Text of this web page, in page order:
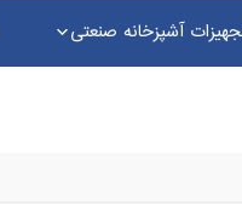
آشپزخانه صنعتی